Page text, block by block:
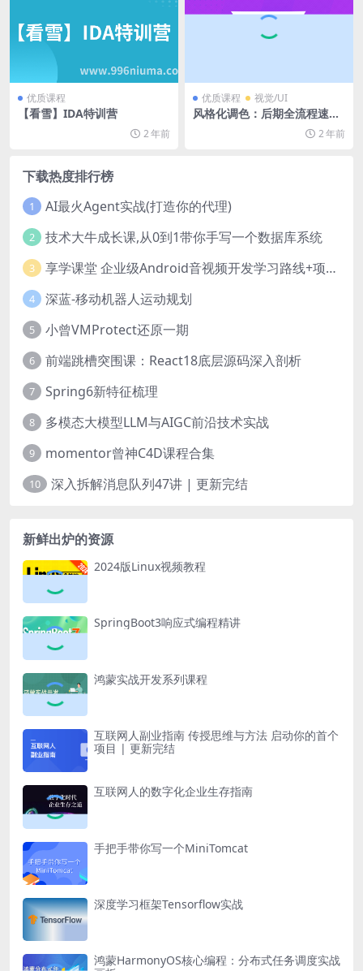
优质课程
【看雪】IDA特训营
2 年前
优质课程 视觉/UI
风格化调色：后期全流程速通
2 年前
下载热度排行榜
1 AI最火Agent实战(打造你的代理)
2 技术大牛成长课,从0到1带你手写一个数据库系统
3 享学课堂 企业级Android音视频开发学习路线+项目实战（附源码）
4 深蓝-移动机器人运动规划
5 小曾VMProtect还原一期
6 前端跳槽突围课：React18底层源码深入剖析
7 Spring6新特征梳理
8 多模态大模型LLM与AIGC前沿技术实战
9 momentor曾神C4D课程合集
10 深入拆解消息队列47讲 | 更新完结
新鲜出炉的资源
2024版Linux视频教程
SpringBoot3响应式编程精讲
鸿蒙实战开发系列课程
互联网人副业指南 传授思维与方法 启动你的首个
项目 | 更新完结
互联网人的数字化企业生存指南
手把手带你写一个MiniTomcat
深度学习框架Tensorflow实战
鸿蒙HarmonyOS核心编程：分布式任务调度实战